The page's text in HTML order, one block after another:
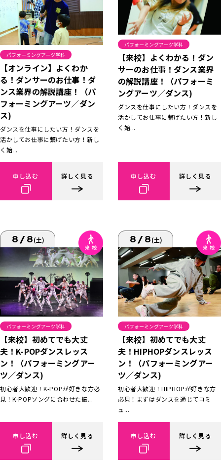
パフォーミングアーツ学科
【オンライン】よくわか
る！ダンサーのお仕事！ダ
ンス業界の解説講座！（パ
フォーミングアーツ／ダン
ス)
ダンスを仕事にしたい方！ダンスを
活かしてお仕事に繋げたい方！新し
く始...
申し込む 詳しく見る
パフォーミングアーツ学科
【来校】よくわかる！ダン
サーのお仕事！ダンス業界
の解説講座！（パフォーミ
ングアーツ／ダンス)
ダンスを仕事にしたい方！ダンスを
活かしてお仕事に繋げたい方！新し
く始...
申し込む 詳しく見る
8/8(土)
パフォーミングアーツ学科
【来校】初めてでも大丈
夫！K-POPダンスレッス
ン！（パフォーミングアー
ツ／ダンス)
初心者大歓迎！K-POPが好きな方必
見！K-POPソングに合わせた振...
申し込む 詳しく見る
8/8(土)
パフォーミングアーツ学科
【来校】初めてでも大丈
夫！HIPHOPダンスレッス
ン！（パフォーミングアー
ツ／ダンス)
初心者大歓迎！HIPHOPが好きな方
必見！まずはダンスを通じてコミ
ュ...
申し込む 詳しく見る